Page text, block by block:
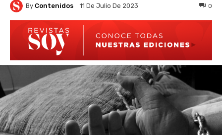
By Contenidos 11 De Julio De 2023 0